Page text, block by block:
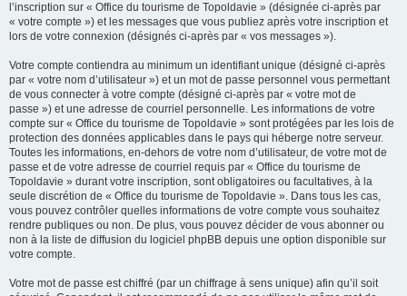
l’inscription sur « Office du tourisme de Topoldavie » (désignée ci-après par
« votre compte ») et les messages que vous publiez après votre inscription et
lors de votre connexion (désignés ci-après par « vos messages »).
Votre compte contiendra au minimum un identifiant unique (désigné ci-après
par « votre nom d’utilisateur ») et un mot de passe personnel vous permettant
de vous connecter à votre compte (désigné ci-après par « votre mot de
passe ») et une adresse de courriel personnelle. Les informations de votre
compte sur « Office du tourisme de Topoldavie » sont protégées par les lois de
protection des données applicables dans le pays qui héberge notre serveur.
Toutes les informations, en-dehors de votre nom d’utilisateur, de votre mot de
passe et de votre adresse de courriel requis par « Office du tourisme de
Topoldavie » durant votre inscription, sont obligatoires ou facultatives, à la
seule discrétion de « Office du tourisme de Topoldavie ». Dans tous les cas,
vous pouvez contrôler quelles informations de votre compte vous souhaitez
rendre publiques ou non. De plus, vous pouvez décider de vous abonner ou
non à la liste de diffusion du logiciel phpBB depuis une option disponible sur
votre compte.
Votre mot de passe est chiffré (par un chiffrage à sens unique) afin qu’il soit